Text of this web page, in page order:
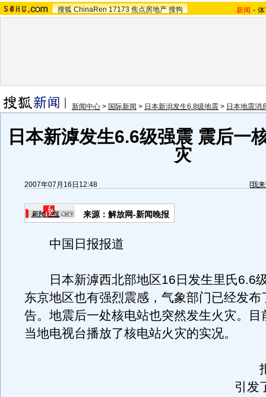
搜狐 ChinaRen 17173 焦点房地产 搜狗 新闻 -
新闻中心 > 国际新闻 > 日本新潟发生6.8级地震 > 日本地震消
日本新滹发生6.6级强震 震后一
灾
2007年07月16日12:48 [我
来源：解放网-新闻晚报
中国日报报道
日本新滹西北部地区16日发生里氏6.6
东京地区也有强烈震感，气象部门已经发布
告。地震后一处核电站也突然发生火灾。目
当地电视台播放了核电站火灾的实况。
报
引发